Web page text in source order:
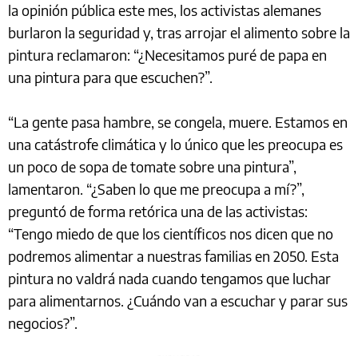
la opinión pública este mes, los activistas alemanes
burlaron la seguridad y, tras arrojar el alimento sobre la
pintura reclamaron: “¿Necesitamos puré de papa en
una pintura para que escuchen?”.
“La gente pasa hambre, se congela, muere. Estamos en
una catástrofe climática y lo único que les preocupa es
un poco de sopa de tomate sobre una pintura”,
lamentaron. “¿Saben lo que me preocupa a mí?”,
preguntó de forma retórica una de las activistas:
“Tengo miedo de que los científicos nos dicen que no
podremos alimentar a nuestras familias en 2050. Esta
pintura no valdrá nada cuando tengamos que luchar
para alimentarnos. ¿Cuándo van a escuchar y parar sus
negocios?”.